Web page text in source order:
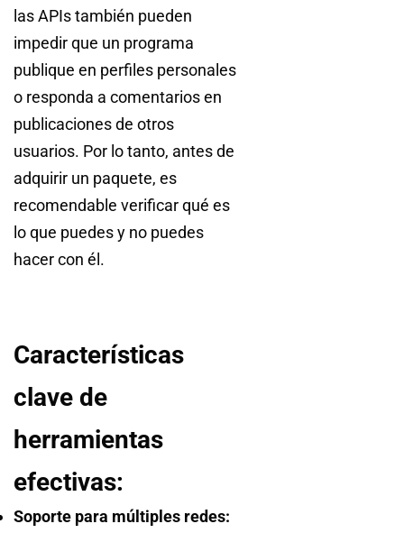
las APIs también pueden
impedir que un programa
publique en perfiles personales
o responda a comentarios en
publicaciones de otros
usuarios. Por lo tanto, antes de
adquirir un paquete, es
recomendable verificar qué es
lo que puedes y no puedes
hacer con él.
Características
clave de
herramientas
efectivas:
Soporte para múltiples redes: